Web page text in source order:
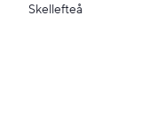
Skellefteå